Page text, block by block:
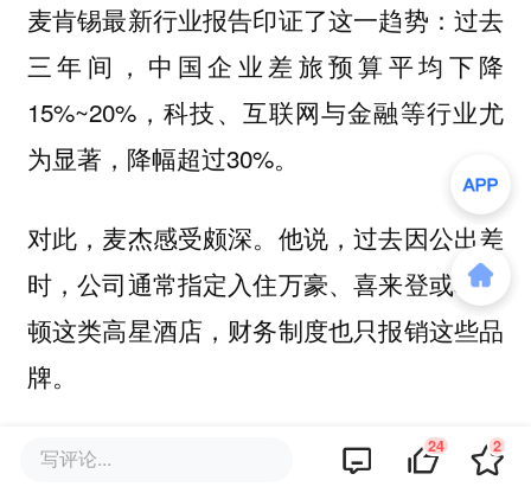
麦肯锡最新行业报告印证了这一趋势：过去
三年间，中国企业差旅预算平均下降
15%~20%，科技、互联网与金融等行业尤
为显著，降幅超过30%。
对此，麦杰感受颇深。他说，过去因公出差
时，公司通常指定入住万豪、喜来登或希尔
顿这类高星酒店，财务制度也只报销这些品
牌。
现在，公司要求“非必要不出差”，能线上完
写评论... 24 2